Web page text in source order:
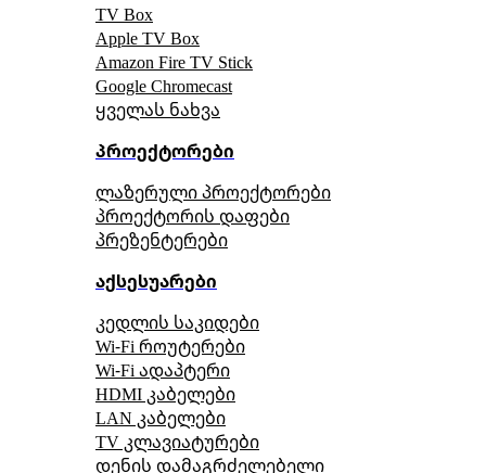
TV Box
Apple TV Box
Amazon Fire TV Stick
Google Chromecast
ყველას ნახვა
პროექტორები
ლაზერული პროექტორები
პროექტორის დაფები
პრეზენტერები
აქსესუარები
კედლის საკიდები
Wi-Fi როუტერები
Wi-Fi ადაპტერი
HDMI კაბელები
LAN კაბელები
TV კლავიატურები
დენის დამაგრძელებელი